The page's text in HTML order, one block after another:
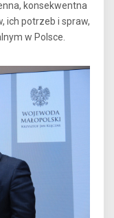
konsekwentna
ich potrzeb i spraw,
w Polsce.